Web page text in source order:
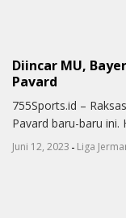
Diincar MU,
Pavard
755Sports.id –
Pavard baru-baru ini.
Juni 12, 2023 - Liga